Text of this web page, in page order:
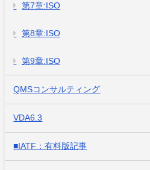
第7章:ISO
第8章:ISO
第9章:ISO
QMSコンサルティング
VDA6.3
■IATF：有料版記事